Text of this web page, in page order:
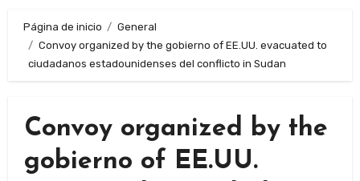
Página de inicio
General
Convoy organized by the gobierno of EE.UU. evacuated to
ciudadanos estadounidenses del conflicto in Sudan
Convoy organized by the
gobierno of EE.UU.